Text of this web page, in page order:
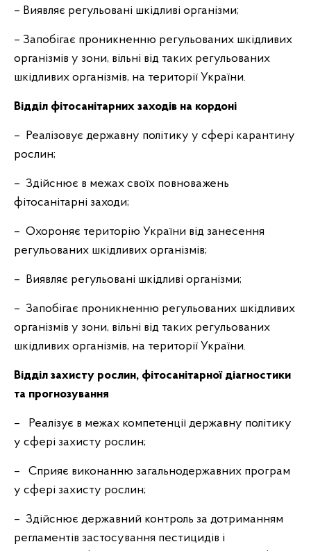
– Виявляє регульовані шкідливі організми;
– Запобігає проникненню регульованих шкідливих
організмів у зони, вільні від таких регульованих
шкідливих організмів, на території України.
Відділ фітосанітарних заходів на кордоні
– Реалізовує державну політику у сфері карантину
рослин;
– Здійснює в межах своїх повноважень
фітосанітарні заходи;
– Охороняє територію України від занесення
регульованих шкідливих організмів;
– Виявляє регульовані шкідливі організми;
– Запобігає проникненню регульованих шкідливих
організмів у зони, вільні від таких регульованих
шкідливих організмів, на території України.
Відділ захисту рослин, фітосанітарної діагностики
та прогнозування
– Реалізує в межах компетенції державну політику
у сфері захисту рослин;
– Сприяє виконанню загальнодержавних програм
у сфері захисту рослин;
– Здійснює державний контроль за дотриманням
регламентів застосування пестицидів і